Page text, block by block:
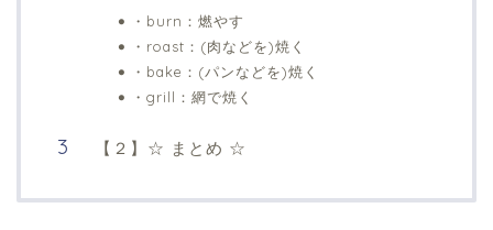
・burn：燃やす
・roast：(肉などを)焼く
・bake：(パンなどを)焼く
・grill：網で焼く
【２】☆ まとめ ☆